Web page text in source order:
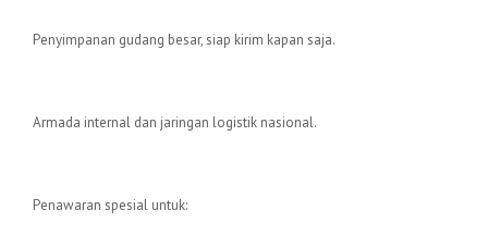
Penyimpanan gudang besar, siap kirim kapan saja.
Armada internal dan jaringan logistik nasional.
Penawaran spesial untuk: